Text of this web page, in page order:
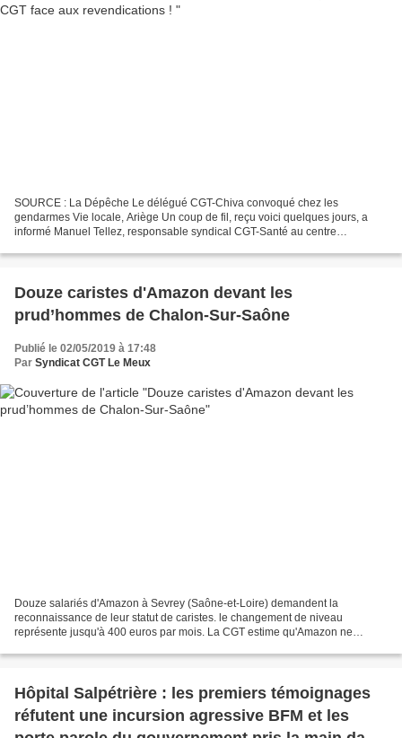
SOURCE : La Dépêche Le délégué CGT-Chiva convoqué chez les
gendarmes Vie locale, Ariège Un coup de fil, reçu voici quelques jours, a
informé Manuel Tellez, responsable syndical CGT-Santé au centre
Douze caristes d'Amazon devant les
prud’hommes de Chalon-Sur-Saône
Publié le 02/05/2019 à 17:48
Par Syndicat CGT Le Meux
Douze salariés d'Amazon à Sevrey (Saône-et-Loire) demandent la
reconnaissance de leur statut de caristes. le changement de niveau
représente jusqu'à 400 euros par mois. La CGT estime qu'Amazon ne
Hôpital Salpétrière : les premiers témoignages
réfutent une incursion agressive BFM et les